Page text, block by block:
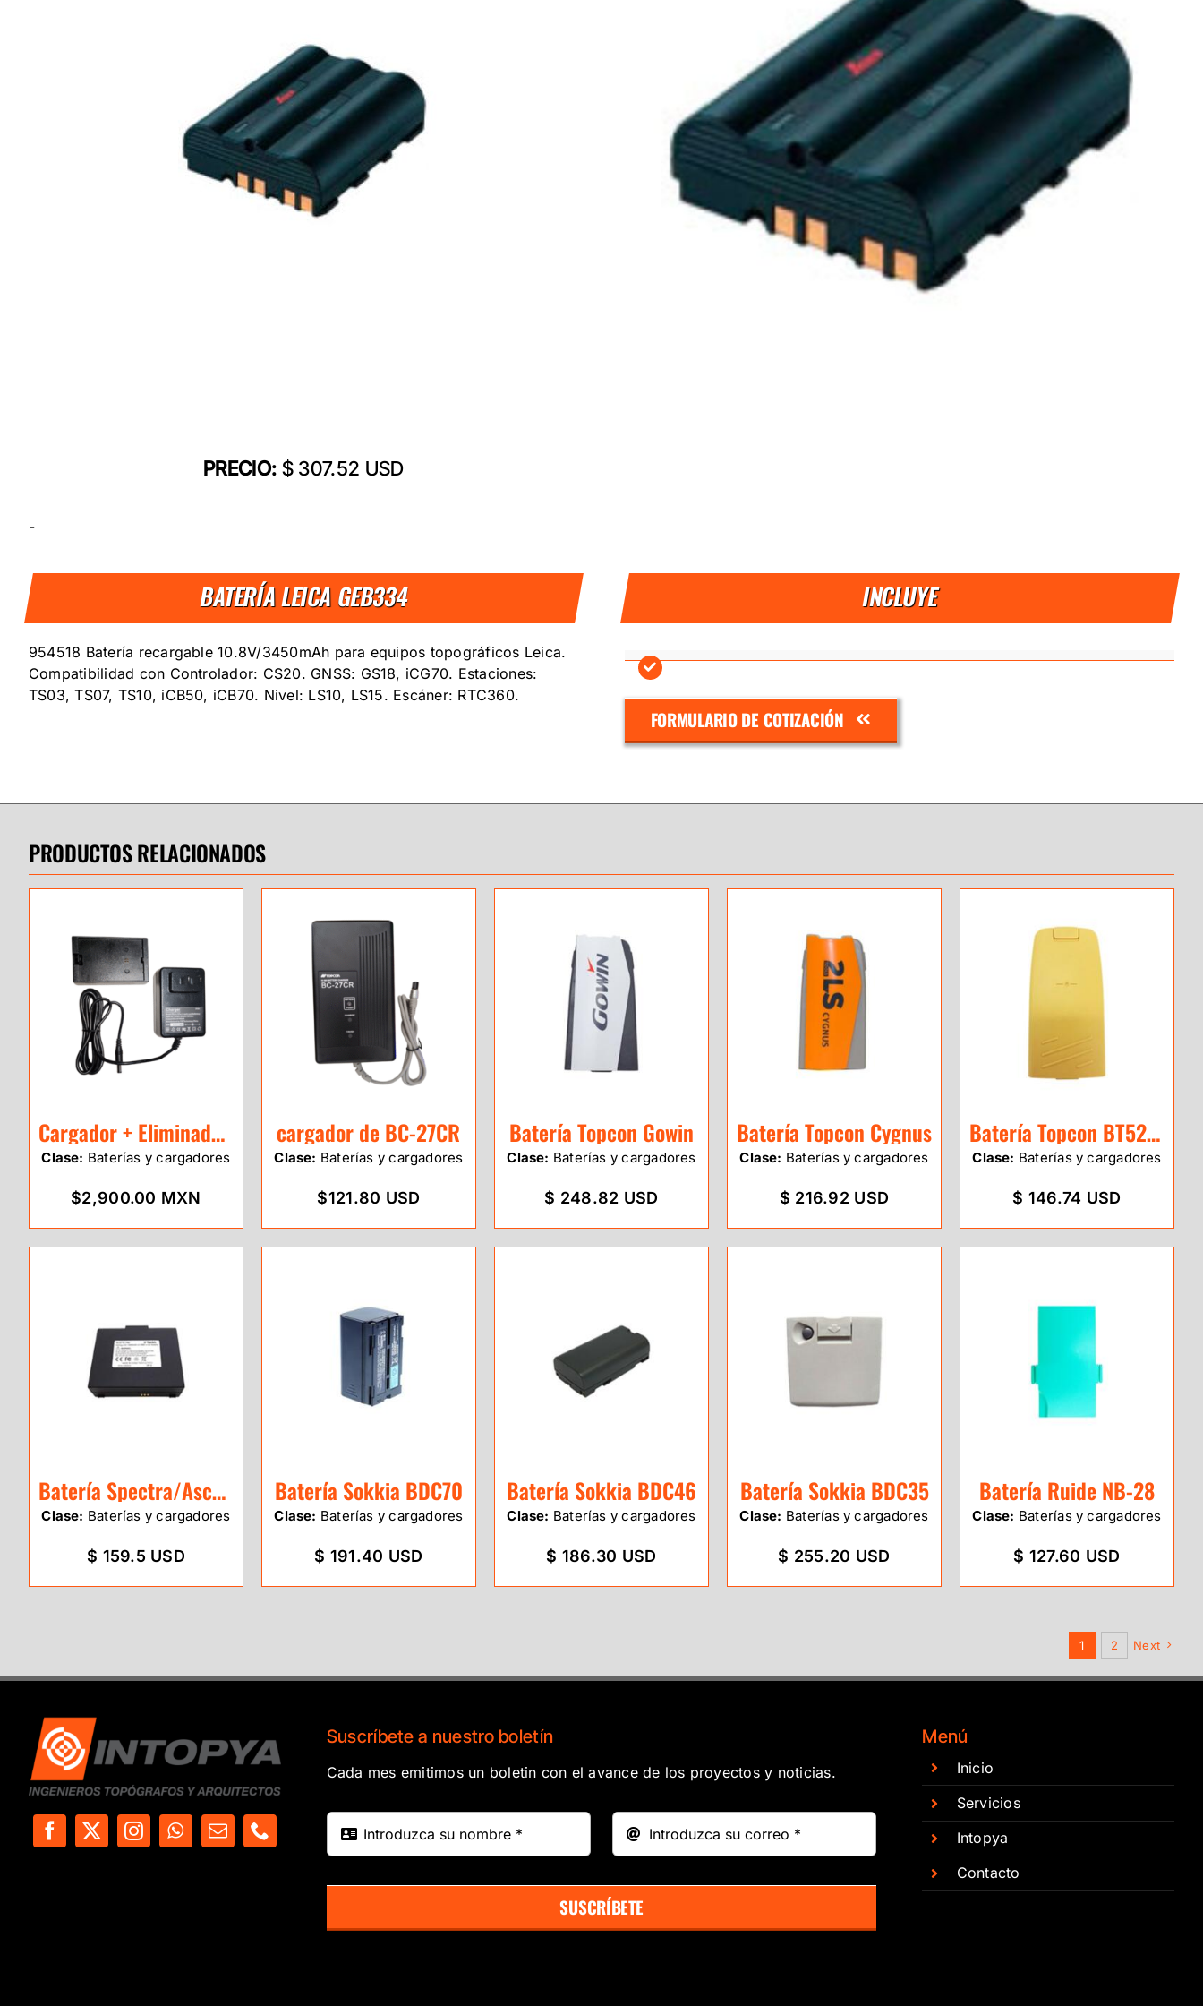
PRECIO: $ 307.52 USD
-
BATERÍA LEICA GEB334 INCLUYE
954518 Batería recargable 10.8V/3450mAh para equipos topográficos Leica.
Compatibilidad con Controlador: CS20. GNSS: GS18, iCG70. Estaciones:
TS03, TS07, TS10, iCB50, iCB70. Nivel: LS10, LS15. Escáner: RTC360.
FORMULARIO DE COTIZACIÓN
PRODUCTOS RELACIONADOS
Cargador + Eliminador para Estacion Total eSurvey E3
Clase: Baterías y cargadores
$2,900.00 MXN
cargador de BC-27CR
Clase: Baterías y cargadores
$121.80 USD
Batería Topcon Gowin
Clase: Baterías y cargadores
$ 248.82 USD
Batería Topcon Cygnus
Clase: Baterías y cargadores
$ 216.92 USD
Batería Topcon BT52QA
Clase: Baterías y cargadores
$ 146.74 USD
Batería Spectra/Aschtech ProMark 100/20
Clase: Baterías y cargadores
$ 159.5 USD
Batería Sokkia BDC70
Clase: Baterías y cargadores
$ 191.40 USD
Batería Sokkia BDC46
Clase: Baterías y cargadores
$ 186.30 USD
Batería Sokkia BDC35
Clase: Baterías y cargadores
$ 255.20 USD
Batería Ruide NB-28
Clase: Baterías y cargadores
$ 127.60 USD
1 2 Next
Suscríbete a nuestro boletín
Cada mes emitimos un boletin con el avance de los proyectos y noticias.
SUSCRÍBETE
Menú
Inicio
Servicios
Intopya
Contacto